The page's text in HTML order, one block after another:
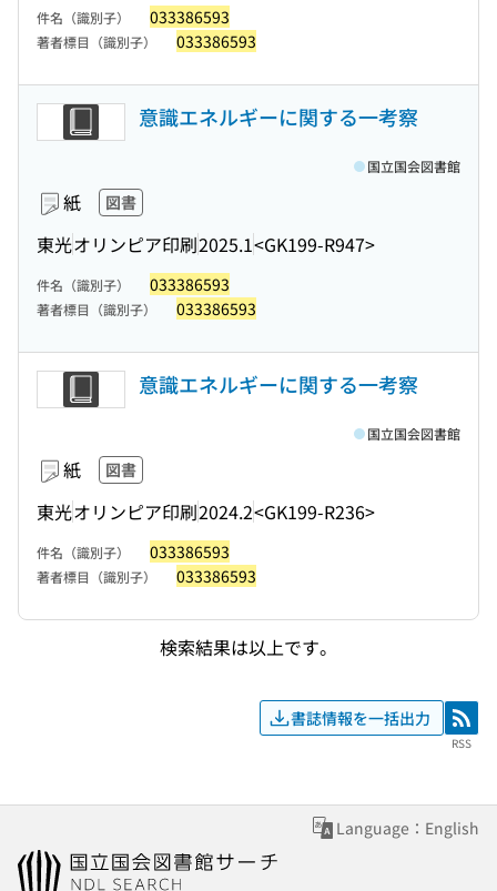
件名（識別子） 033386593
著者標目（識別子） 033386593
意識エネルギーに関する一考察
紙 図書
東光オリンピア印刷2025.1<GK199-R947>
国立国会図書館
件名（識別子） 033386593
著者標目（識別子） 033386593
意識エネルギーに関する一考察
紙 図書
東光オリンピア印刷2024.2<GK199-R236>
国立国会図書館
件名（識別子） 033386593
著者標目（識別子） 033386593
検索結果は以上です。
書誌情報を一括出力 RSS
RSS
Language：English